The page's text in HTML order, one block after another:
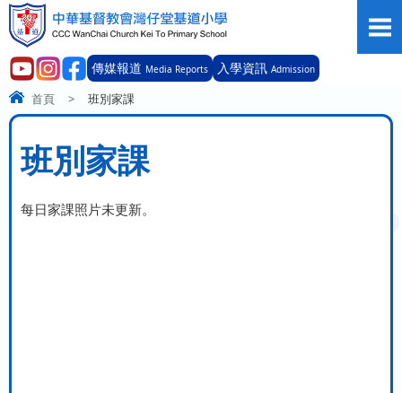
傳媒報道 Media Reports 入學資訊 Admission
首頁 > 班別家課
班別家課
每日家課照片未更新。